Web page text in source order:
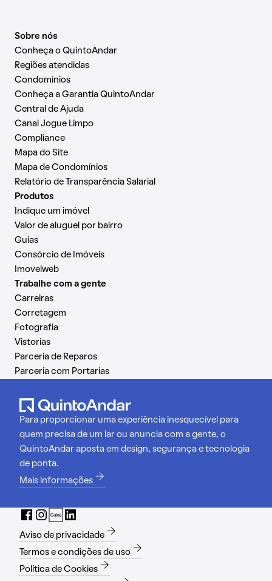
Sobre nós
Conheça o QuintoAndar
Regiões atendidas
Condomínios
Conheça a Garantia QuintoAndar
Central de Ajuda
Canal Jogue Limpo
Compliance
Mapa do Site
Mapa de Condomínios
Relatório de Transparência Salarial
Produtos
Indique um imóvel
Valor de aluguel por bairro
Guias
Consórcio de Imóveis
Imovelweb
Trabalhe com a gente
Carreiras
Corretagem
Fotografia
Vistorias
Parceria de Reparos
Parceria com Portarias
Para proporcionar uma experiência inesquecível para
quem precisa de um lar ou anuncia com a gente, o
QuintoAndar aposta em design, segurança e tecnologia
de ponta.
Mais informações
Aviso de privacidade
Termos e condições de uso
Política de Cookies